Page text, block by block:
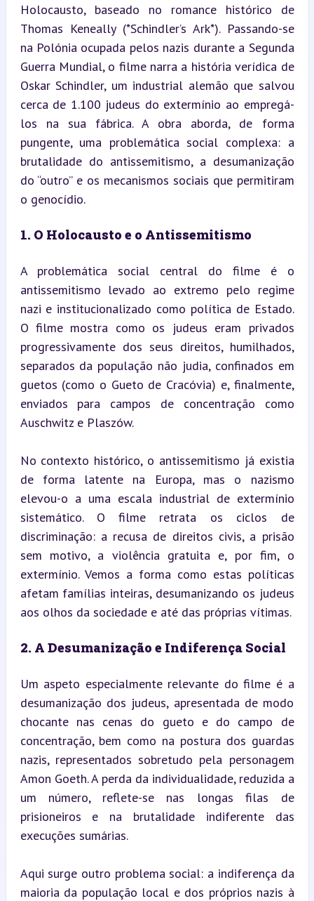
Holocausto, baseado no romance histórico de
Thomas Keneally (*Schindler’s Ark*). Passando-se
na Polónia ocupada pelos nazis durante a Segunda
Guerra Mundial, o filme narra a história verídica de
Oskar Schindler, um industrial alemão que salvou
cerca de 1.100 judeus do extermínio ao empregá-
los na sua fábrica. A obra aborda, de forma
pungente, uma problemática social complexa: a
brutalidade do antissemitismo, a desumanização
do “outro” e os mecanismos sociais que permitiram
o genocídio.
1. O Holocausto e o Antissemitismo
A problemática social central do filme é o
antissemitismo levado ao extremo pelo regime
nazi e institucionalizado como política de Estado.
O filme mostra como os judeus eram privados
progressivamente dos seus direitos, humilhados,
separados da população não judia, confinados em
guetos (como o Gueto de Cracóvia) e, finalmente,
enviados para campos de concentração como
Auschwitz e Plaszów.
No contexto histórico, o antissemitismo já existia
de forma latente na Europa, mas o nazismo
elevou-o a uma escala industrial de extermínio
sistemático. O filme retrata os ciclos de
discriminação: a recusa de direitos civis, a prisão
sem motivo, a violência gratuita e, por fim, o
extermínio. Vemos a forma como estas políticas
afetam famílias inteiras, desumanizando os judeus
aos olhos da sociedade e até das próprias vítimas.
2. A Desumanização e Indiferença Social
Um aspeto especialmente relevante do filme é a
desumanização dos judeus, apresentada de modo
chocante nas cenas do gueto e do campo de
concentração, bem como na postura dos guardas
nazis, representados sobretudo pela personagem
Amon Goeth. A perda da individualidade, reduzida a
um número, reflete-se nas longas filas de
prisioneiros e na brutalidade indiferente das
execuções sumárias.
Aqui surge outro problema social: a indiferença da
maioria da população local e dos próprios nazis à